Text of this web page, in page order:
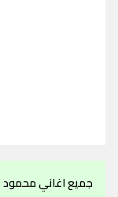
جميع اغاني محمود